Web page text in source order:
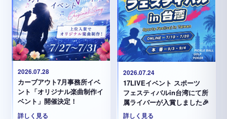
2026.07.28
カーブアウト7月事務所イベ
ント「オリジナル楽曲制作イ
ベント」開催決定！
詳しく見る
2026.07.24
17LIVEイベント スポーツ
フェスティバルin台湾にて所
属ライバーが入賞しました🎉
詳しく見る